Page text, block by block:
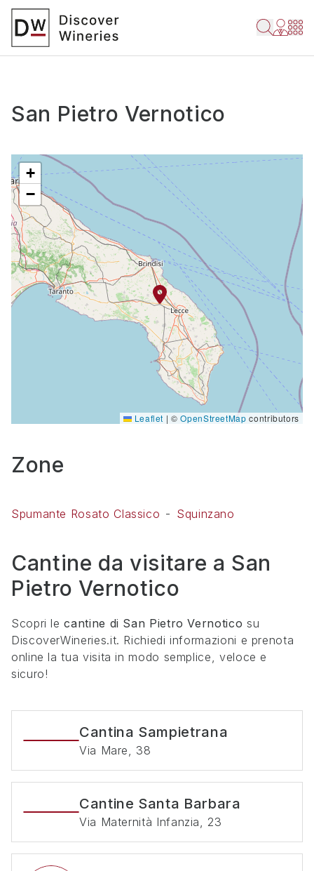
San Pietro Vernotico
+
−
Leaflet | ©OpenStreetMap contributors
Zone
Spumante Rosato Classico Squinzano
Cantine da visitare a San
Pietro Vernotico
Scopri lecantine di San Pietro Vernotico su
DiscoverWineries.it. Richiedi informazioni e prenota
online la tua visita in modo semplice, veloce e
sicuro!
Cantina Sampietrana
Via Mare, 38
Cantine Santa Barbara
Via Maternità Infanzia, 23